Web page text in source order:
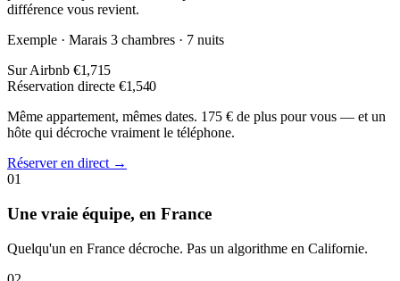
différence vous revient.
Exemple · Marais 3 chambres · 7 nuits
Sur Airbnb €1,715
Réservation directe €1,540
Même appartement, mêmes dates. 175 € de plus pour vous — et un
hôte qui décroche vraiment le téléphone.
Réserver en direct →
01
Une vraie équipe, en France
Quelqu'un en France décroche. Pas un algorithme en Californie.